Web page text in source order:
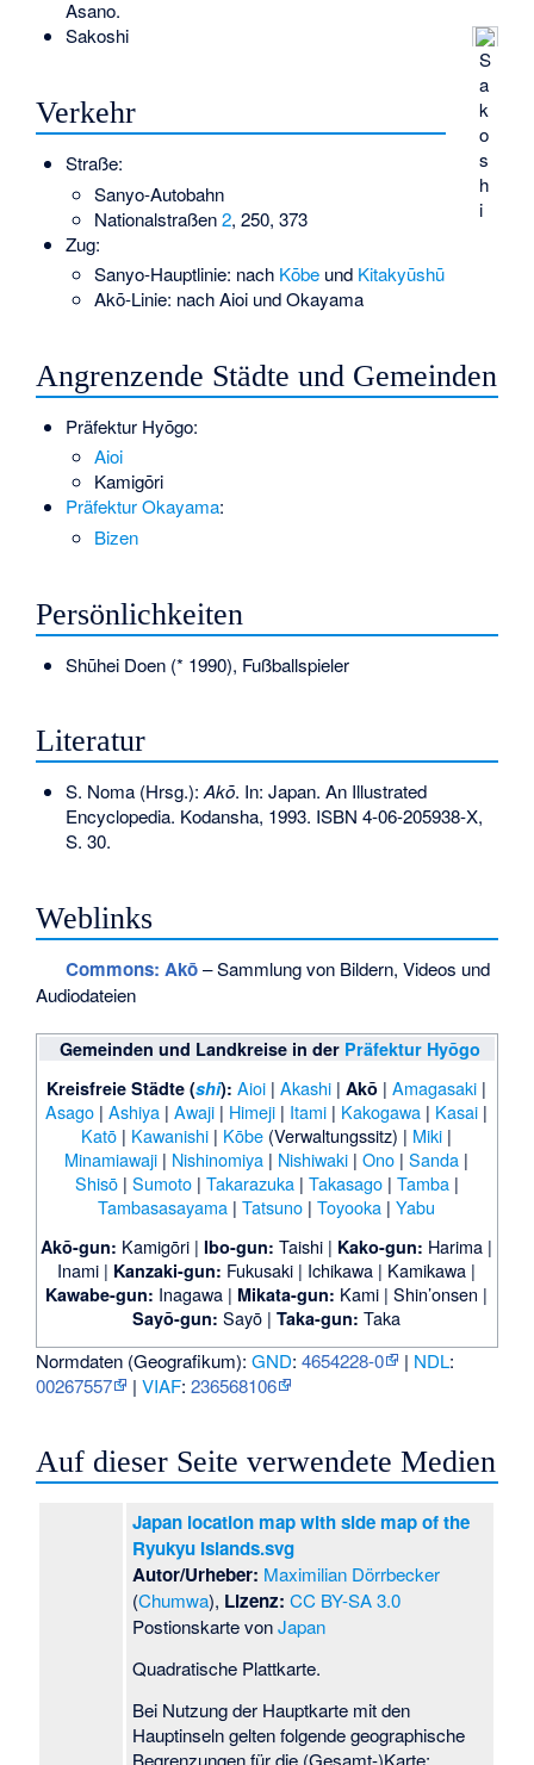
S
a
k
o
s
h
i
Asano.
Sakoshi
Verkehr
Straße:
Sanyo-Autobahn
Nationalstraßen2, 250, 373
Zug:
Sanyo-Hauptlinie: nach Kōbe und Kitakyūshū
Akō-Linie: nachAioi undOkayama
Angrenzende Städte und Gemeinden
Präfektur Hyōgo:
Aioi
Kamigōri
Präfektur Okayama:
Bizen
Persönlichkeiten
Shūhei Doen(* 1990), Fußballspieler
Literatur
S. Noma (Hrsg.):Akō. In: Japan. An Illustrated
Encyclopedia. Kodansha, 1993. ISBN 4-06-205938-X,
S. 30.
Weblinks
Commons: Akō– Sammlung von Bildern, Videos und
Audiodateien
Gemeinden und Landkreise in der Präfektur Hyōgo
Kreisfreie Städte (shi): Aioi |Akashi |Akō |Amagasaki |
Asago |Ashiya |Awaji | Himeji | Itami | Kakogawa | Kasai |
Katō | Kawanishi | Kōbe (Verwaltungssitz) | Miki |
Minamiawaji | Nishinomiya | Nishiwaki |Ono |Sanda |
Shisō| Sumoto| Takarazuka| Takasago| Tamba|
Tambasasayama |Tatsuno |Toyooka |Yabu
Akō-gun: Kamigōri | Ibo-gun: Taishi | Kako-gun: Harima |
Inami | Kanzaki-gun: Fukusaki | Ichikawa | Kamikawa |
Kawabe-gun: Inagawa | Mikata-gun: Kami |Shin’onsen |
Sayō-gun: Sayō |Taka-gun: Taka
Normdaten (Geografikum):GND:4654228-0 | NDL:
00267557
|VIAF:236568106
Auf dieser Seite verwendete Medien
Japan location map with side map of the
Ryukyu Islands.svg
Autor/Urheber: Maximilian Dörrbecker
(Chumwa), Lizenz: CC BY-SA 3.0
Postionskarte vonJapan
Quadratische Plattkarte.
Bei Nutzung der Hauptkarte mit den
Hauptinseln gelten folgende geographische
Begrenzungen für die (Gesamt-)Karte: